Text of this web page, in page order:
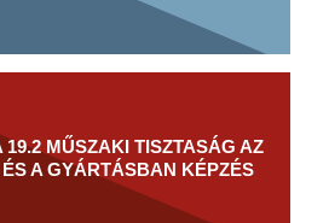
19.2 MŰSZAKI TISZTASÁG AZ
A GYÁRTÁSBAN KÉPZÉS